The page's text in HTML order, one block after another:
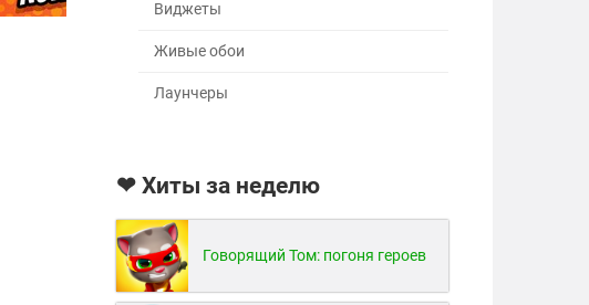
Виджеты
Живые обои
Лаунчеры
❤ Хиты за неделю
Говорящий Том: погоня героев